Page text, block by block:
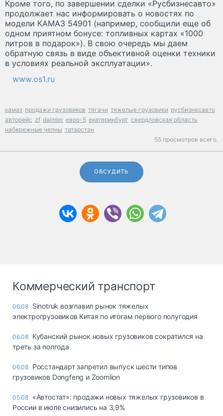
Кроме того, по завершении сделки «Русбизнесавто»
продолжает нас информировать о новостях по
модели КАМАЗ 54901 (например, сообщили еще об
одном приятном бонусе: топливных картах «1000
литров в подарок»). В свою очередь мы даем
обратную связь в виде объективной оценки техники
в условиях реальной эксплуатации».
www.os1.ru
камаз продажи грузовиков тягачи тяжелые грузовики русбизнесавто
авторейс zf daimler евро-5 екатеринбург свердловская область
набережные челны татарстан
55 просмотров всего.
ОБСУДИТЬ
Коммерческий транспорт
06.08 Sinotruk возглавил рынок тяжелых
электрогрузовиков Китая по итогам первого полугодия
06.08 Кубанский рынок новых грузовиков сократился на
треть за полгода
06.08 Росстандарт запретил выпуск шести типов
грузовиков Dongfeng и Zoomlion
05.08 «Автостат»: продажи новых тяжелых грузовиков в
России в июле снизились на 3,9%